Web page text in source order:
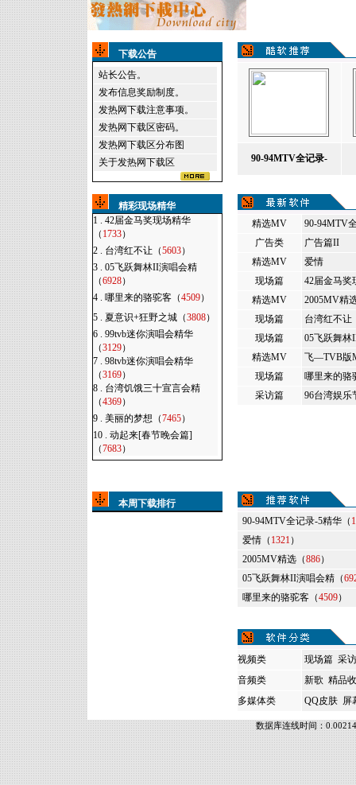
下载公告
站长公告。
发布信息奖励制度。
发热网下载注意事项。
发热网下载区密码。
发热网下载区分布图
关于发热网下载区
90-94MTV全记录-
精彩现场精华
1 . 42届金马奖现场精华
（ 1733）
2 . 台湾红不让（5603）
3 . 05飞跃舞林II演唱会精
（6928）
4 . 哪里来的骆驼客（4509）
5 . 夏意识+狂野之城（3808）
6 . 99tvb迷你演唱会精华
（3129）
7 . 98tvb迷你演唱会精华
（3169）
8 . 台湾饥饿三十宣言会精
（4369）
9 . 美丽的梦想（7465）
10 . 动起来[春节晚会篇]
（7683）
精选MV
90-94MTV
广告类
广告篇II
精选MV
爱情
现场篇
42届金马奖
精选MV
2005MV精
现场篇
台湾红不让
现场篇
05飞跃舞林
精选MV
飞—TVB版
现场篇
哪里来的骆
采访篇
96台湾娱乐
本周下载排行
90-94MTV全记录-5精华（
爱情（ 1321 ）
2005MV精选（886）
05飞跃舞林II演唱会精（
哪里来的骆驼客（4509）
视频类 现场篇 采
音频类
新歌 精品
多媒体类
QQ皮肤 屏
数据库连线时间：